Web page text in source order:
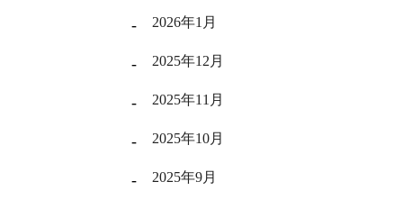
2026年1月
2025年12月
2025年11月
2025年10月
2025年9月